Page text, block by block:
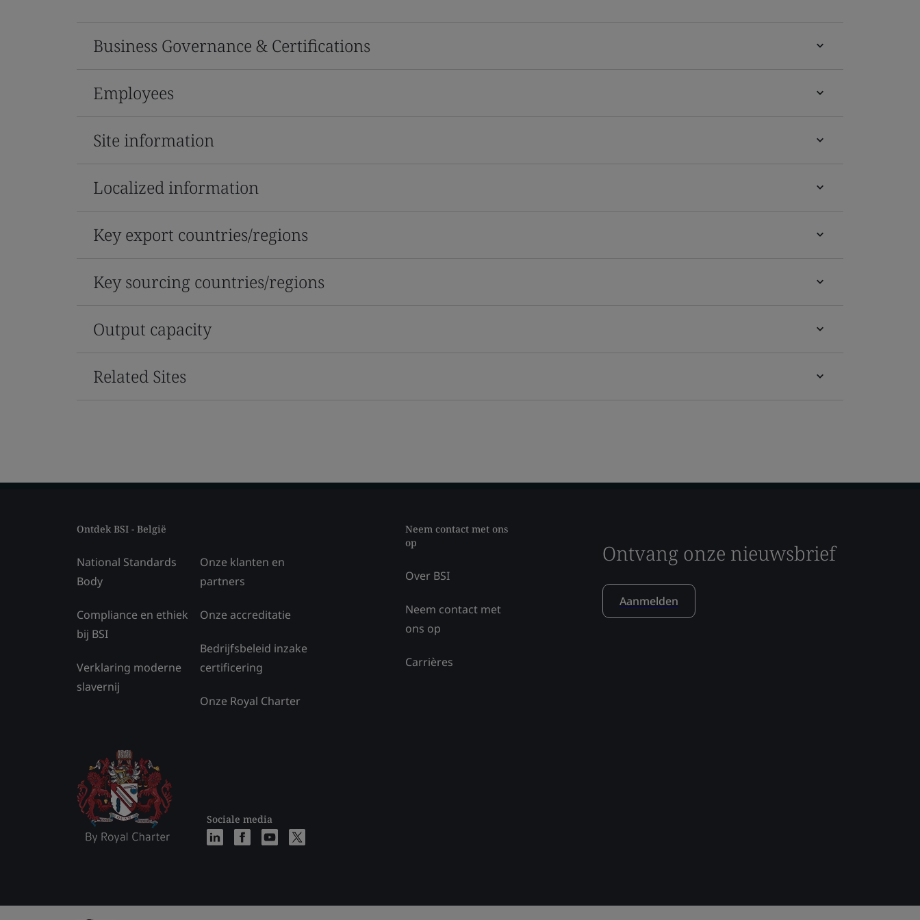
Business Governance & Certifications
Employees
Site information
Localized information
Key export countries/regions
Key sourcing countries/regions
Output capacity
Related Sites
Ontdek BSI - België
National Standards
Body
Compliance en ethiek
bij BSI
Verklaring moderne
slavernij
Onze klanten en
partners
Onze accreditatie
Bedrijfsbeleid inzake
certificering
Onze Royal Charter
Sociale media
Neem contact met ons
op
Over BSI
Neem contact met
ons op
Carrières
Ontvang onze nieuwsbrief
Aanmelden